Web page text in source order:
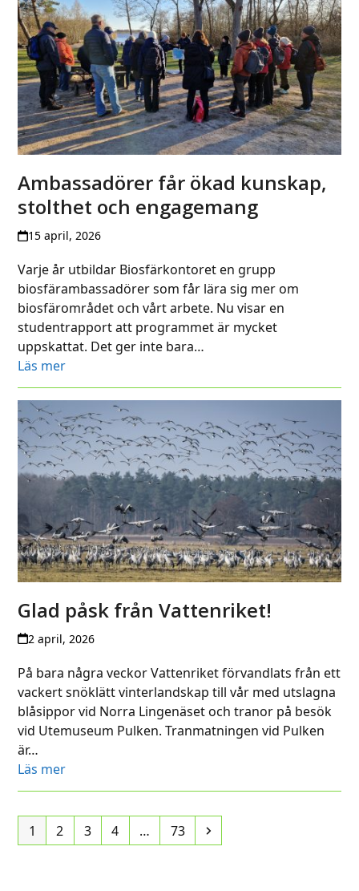
Ambassadörer får ökad kunskap,
stolthet och engagemang
15 april, 2026
Varje år utbildar Biosfärkontoret en grupp
biosfärambassadörer som får lära sig mer om
biosfärområdet och vårt arbete. Nu visar en
studentrapport att programmet är mycket
uppskattat. Det ger inte bara…
Läs mer
Glad påsk från Vattenriket!
2 april, 2026
På bara några veckor Vattenriket förvandlats från ett
vackert snöklätt vinterlandskap till vår med utslagna
blåsippor vid Norra Lingenäset och tranor på besök
vid Utemuseum Pulken. Tranmatningen vid Pulken
är…
Läs mer
Page
1 Page
2 Page
3 Page
4 … Page
73 Next